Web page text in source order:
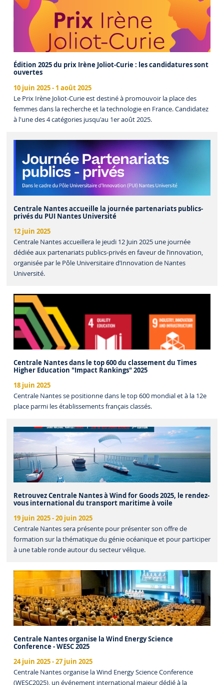
Édition 2025 du prix Irène Joliot-Curie : les candidatures sont
ouvertes
10 juin 2025- 1 août 2025
Le Prix Irène Joliot-Curie est destiné à promouvoir la place des
femmes dans la recherche et la technologie en France. Candidatez
à l'une des 4 catégories jusqu'au 1er août 2025.
Centrale Nantes accueille la journée partenariats publics-
privés du PUI Nantes Université
12 juin 2025
Centrale Nantes accueillera le jeudi 12 Juin 2025 une journée
dédiée aux partenariats publics-privés en faveur de l’innovation,
organisée par le Pôle Universitaire d’Innovation de Nantes
Université.
Centrale Nantes dans le top 600 du classement du Times
Higher Education "Impact Rankings" 2025
18 juin 2025
Centrale Nantes se positionne dans le top 600 mondial et à la 12e
place parmi les établissements français classés.
Retrouvez Centrale Nantes à Wind for Goods 2025, le rendez-
vous international du transport maritime à voile
19 juin 2025-20 juin 2025
Centrale Nantes sera présente pour présenter son offre de
formation sur la thématique du génie océanique et pour participer
à une table ronde autour du secteur vélique.
Centrale Nantes organise la Wind Energy Science
Conference - WESC 2025
24 juin 2025-27 juin 2025
Centrale Nantes organise la Wind Energy Science Conference
(WESC2025), un événement international majeur dédié à la